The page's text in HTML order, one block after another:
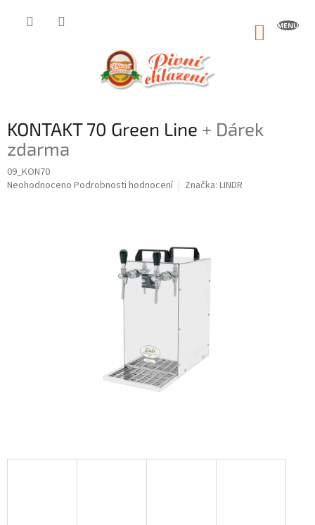
KONTAKT 70 Green Line + Dárek
zdarma
09_KON70
Průměrné
Neohodnoceno Podrobnosti hodnocení Značka: LINDR